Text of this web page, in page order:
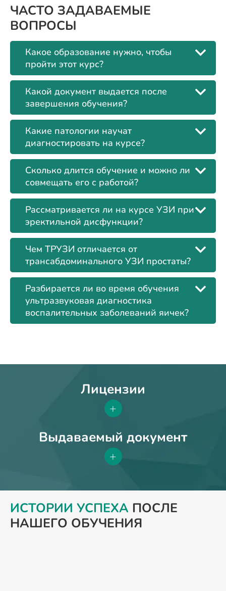
ЧАСТО ЗАДАВАЕМЫЕ
ВОПРОСЫ
Какое образование нужно, чтобы
пройти этот курс?
Какой документ выдается после
завершения обучения?
Какие патологии научат
диагностировать на курсе?
Сколько длится обучение и можно ли
совмещать его с работой?
Рассматривается ли на курсе УЗИ при
эректильной дисфункции?
Чем ТРУЗИ отличается от
трансабдоминального УЗИ простаты?
Разбирается ли во время обучения
ультразвуковая диагностика
воспалительных заболеваний яичек?
Лицензии
+
Выдаваемый документ
+
ИСТОРИИ УСПЕХА ПОСЛЕ
НАШЕГО ОБУЧЕНИЯ